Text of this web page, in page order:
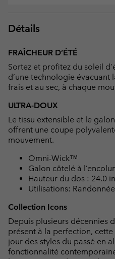
Détails
FRAÎCHEUR D’ÉTÉ
Sortez et profitez du soleil
d’une technologie évacuant
frais et au sec, à chaque
ULTRA-DOUX
Le tissu extensible et le
offrent une coupe
mouvement.
Omni-Wick™
Galon côtelé à
Hauteur du dos : 24.0
Utilisations:
Collection Icons
Depuis plusieurs décennies
présent à la perfection,
jour des styles du passé en
fonctionnalité